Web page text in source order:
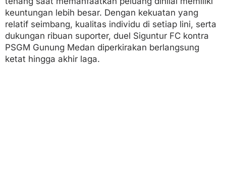
keuntungan lebih besar. Dengan kekuatan yang
relatif seimbang, kualitas individu di setiap lini, serta
dukungan ribuan suporter, duel Siguntur FC kontra
PSGM Gunung Medan diperkirakan berlangsung
ketat hingga akhir laga.